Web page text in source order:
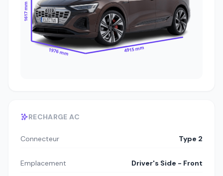
1617 mm
1976 mm 4915 mm
RECHARGE AC
Connecteur Type 2
Emplacement Driver's Side - Front